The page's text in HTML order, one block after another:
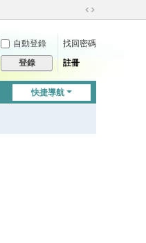
切
到
自動登錄
找回密碼
登錄 註冊
快捷導航